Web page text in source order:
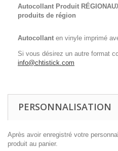
Autocollant Produit
produits de région
Autocollant en vinyle imprimé
Si vous désirez un autre format
info@chtistick.com
PERSONNALISATION
Après avoir enregistré votre
produit au panier.